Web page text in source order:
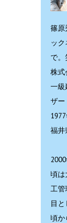
篠原
ッ
で。
株
一級
ザー
福井
頃は
工
目
頃か